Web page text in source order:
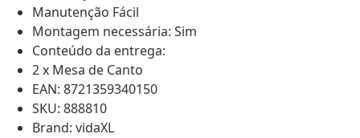
Manutenção Fácil
Montagem necessária: Sim
Conteúdo da entrega:
2 x Mesa de Canto
EAN: 8721359340150
SKU: 888810
Brand: vidaXL